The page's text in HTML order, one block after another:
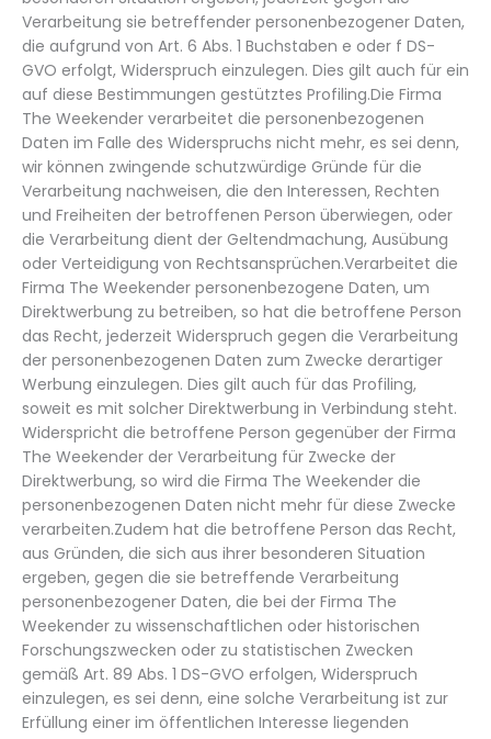
Verarbeitung sie betreffender personenbezogener Daten,
die aufgrund von Art. 6 Abs. 1 Buchstaben e oder f DS-
GVO erfolgt, Widerspruch einzulegen. Dies gilt auch für ein
auf diese Bestimmungen gestütztes Profiling.Die Firma
The Weekender verarbeitet die personenbezogenen
Daten im Falle des Widerspruchs nicht mehr, es sei denn,
wir können zwingende schutzwürdige Gründe für die
Verarbeitung nachweisen, die den Interessen, Rechten
und Freiheiten der betroffenen Person überwiegen, oder
die Verarbeitung dient der Geltendmachung, Ausübung
oder Verteidigung von Rechtsansprüchen.Verarbeitet die
Firma The Weekender personenbezogene Daten, um
Direktwerbung zu betreiben, so hat die betroffene Person
das Recht, jederzeit Widerspruch gegen die Verarbeitung
der personenbezogenen Daten zum Zwecke derartiger
Werbung einzulegen. Dies gilt auch für das Profiling,
soweit es mit solcher Direktwerbung in Verbindung steht.
Widerspricht die betroffene Person gegenüber der Firma
The Weekender der Verarbeitung für Zwecke der
Direktwerbung, so wird die Firma The Weekender die
personenbezogenen Daten nicht mehr für diese Zwecke
verarbeiten.Zudem hat die betroffene Person das Recht,
aus Gründen, die sich aus ihrer besonderen Situation
ergeben, gegen die sie betreffende Verarbeitung
personenbezogener Daten, die bei der Firma The
Weekender zu wissenschaftlichen oder historischen
Forschungszwecken oder zu statistischen Zwecken
gemäß Art. 89 Abs. 1 DS-GVO erfolgen, Widerspruch
einzulegen, es sei denn, eine solche Verarbeitung ist zur
Erfüllung einer im öffentlichen Interesse liegenden